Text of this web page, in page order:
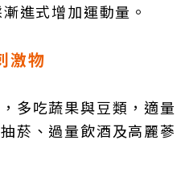
進式增加運動量。
激物
多吃蔬果與豆類，適量
菸、過量飲酒及高麗蔘